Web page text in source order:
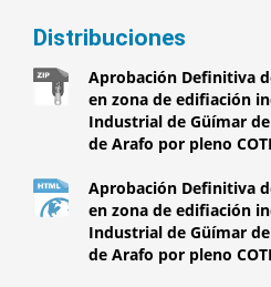
Distribuciones
Aprobación Definitiva
en zona de edifiación
Industrial de Güímar
de Arafo por pleno
Aprobación Definitiva
en zona de edifiación
Industrial de Güímar
de Arafo por pleno